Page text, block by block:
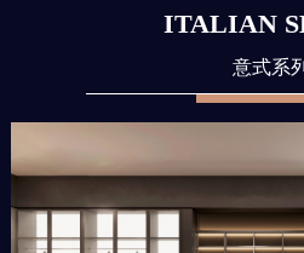
ITALIAN
意式系列